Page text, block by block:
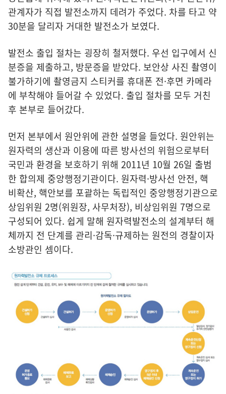
관계자가 직접 발전소까지 데려가 주었다. 차를 타고 약
30분을 달리자 거대한 발전소가 보였다.
발전소 출입 절차는 굉장히 철저했다. 우선 입구에서 신
분증을 제출하고, 방문증을 받았다. 보안상 사진 촬영이
불가하기에 촬영금지 스티커를 휴대폰 전·후면 카메라
에 부착해야 들어갈 수 있었다. 출입 절차를 모두 거친
후 본부로 들어갔다.
먼저 본부에서 원안위에 관한 설명을 들었다. 원안위는
원자력의 생산과 이용에 따른 방사선의 위험으로부터
국민과 환경을 보호하기 위해 2011년 10월 26일 출범
한 합의제 중앙행정기관이다. 원자력·방사선 안전, 핵
비확산, 핵안보를 포괄하는 독립적인 중앙행정기관으로
상임위원 2명(위원장, 사무처장), 비상임위원 7명으로
구성되어 있다. 쉽게 말해 원자력발전소의 설계부터 해
체까지 전 단계를 관리·감독·규제하는 원전의 경찰이자
소방관인 셈이다.